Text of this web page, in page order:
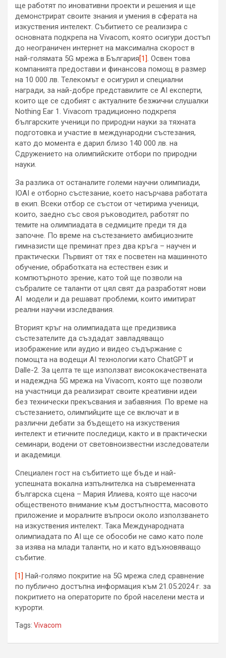
ще работят по иновативни проекти и решения и ще
демонстрират своите знания и умения в сферата на
изкуствения интелект. Събитието се реализира с
основната подкрепа на Vivacom, която осигури достъп
до неограничен интернет на максимална скорост в
най-голямата 5G мрежа в България[1]. Освен това
компанията предостави и финансова помощ в размер
на 10 000 лв. Телекомът е осигурил и специални
награди, за най-добре представилите се AI експерти,
които ще се сдобият с актуалните безжични слушалки
Nothing Ear 1. Vivacom традиционно подкрепя
българските ученици по природни науки за тяхната
подготовка и участие в международни състезания,
като до момента е дарил близо 140 000 лв. на
Сдружението на олимпийските отбори по природни
науки.
За разлика от останалите големи научни олимпиади,
IOAI е отборно състезание, което насърчава работата
в екип. Всеки отбор се състои от четирима ученици,
които, заедно със своя ръководител, работят по
темите на олимпиадата в седмиците преди тя да
започне. По време на състезанието амбициозните
гимназисти ще преминат през два кръга – научен и
практически. Първият от тях е посветен на машинното
обучение, обработката на естествен език и
компютърното зрение, като той ще позволи на
събралите се таланти от цял свят да разработят нови
AI модели и да решават проблеми, които имитират
реални научни изследвания.
Вторият кръг на олимпиадата ще предизвика
състезателите да създадат завладяващо
изображение или аудио и видео съдържание с
помощта на водещи AI технологии като ChatGPT и
Dalle-2. За целта те ще използват висококачествената
и надеждна 5G мрежа на Vivacom, която ще позволи
на участници да реализират своите креативни идеи
без технически прекъсвания и забавяния. По време на
състезанието, олимпийците ще се включат и в
различни дебати за бъдещето на изкуствения
интелект и етичните последици, както и в практически
семинари, водени от световноизвестни изследователи
и академици.
Специален гост на събитието ще бъде и най-
успешната вокална изпълнителка на съвременната
българска сцена – Мария Илиева, която ще насочи
общественото внимание към достъпността, масовото
приложение и моралните въпроси около използването
на изкуствения интелект. Така Международната
олимпиадата по AI ще се обособи не само като поле
за изява на млади таланти, но и като вдъхновяващо
събитие.
[1] Най-голямо покритие на 5G мрежа след сравнение
по публично достъпна информация към 21.05.2024 г. за
покритието на операторите по брой населени места и
курорти.
Tags: Vivacom